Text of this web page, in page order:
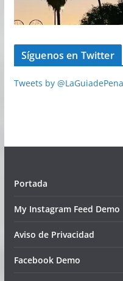
Síguenos en Twitter
Tweets by
Portada
My Instagram Feed Demo
Aviso de Privacidad
Facebook Demo